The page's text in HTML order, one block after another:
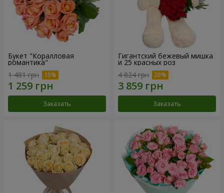
Букет "Коралловая
романтика"
1 481 грн
Заказать
Гигантский бежевый мишка
и 25 красных роз
4 824 грн
Заказать